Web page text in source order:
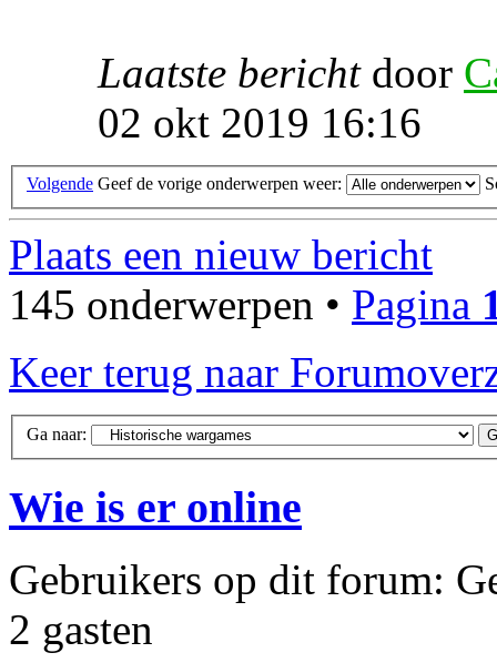
Laatste bericht door
02 okt 2019 16:16
Volgende Geef de vorige onderwerpen weer:
Plaats een nieuw bericht
145 onderwerpen • Pagina
Keer terug naar
Ga naar:
Wie is er online
Gebruikers op dit forum:
2 gasten